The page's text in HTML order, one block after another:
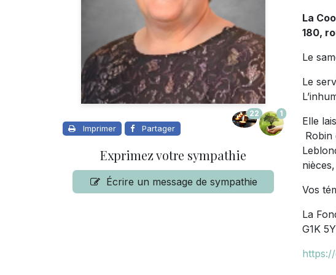
Imprimer Partager
22 1
Exprimez votre sympathie
Écrire un message de sympathie
La
180,
Le
Le
Elle
Vos
La
G1K